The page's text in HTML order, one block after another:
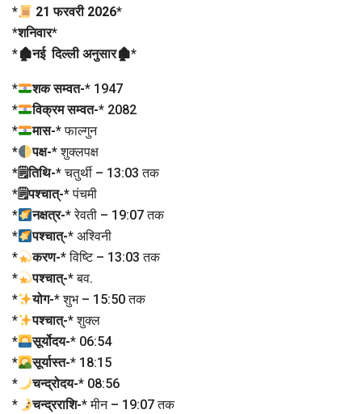
*
21 फरवरी 2026*
*शनिवार*
*🏚नई दिल्ली अनुसार🏚*
* शक सम्वत-* 1947
*
विक्रम सम्वत-* 2082
*
मास-* फाल्गुन
*
पक्ष-* शुक्लपक्ष
*🗒तिथि-* चतुर्थी – 13:03 तक
*🗒पश्चात्-* पंचमी
*
नक्षत्र-* रेवती – 19:07 तक
*
पश्चात्-* अश्विनी
*
करण-* विष्टि – 13:03 तक
*
पश्चात्-* बव.
*
योग-* शुभ – 15:50 तक
*
पश्चात्-* शुक्ल
*
सूर्योदय-* 06:54
*
सूर्यास्त-* 18:15
*
चन्द्रोदय-* 08:56
*
चन्द्रराशि-* मीन – 19:07 तक